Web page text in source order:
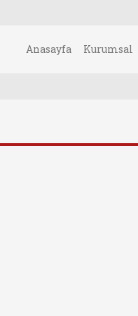
Anasayfa Kurumsal